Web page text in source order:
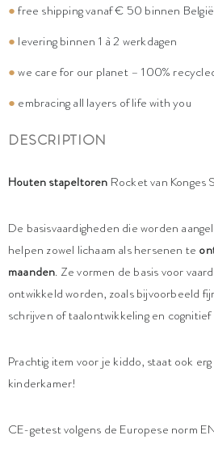
●free shipping vanaf € 50 binnen
● levering binnen 1 à 2 werkdagen
●we care for our planet – 100%
● embracing all layers of life with you
DESCRIPTION
Houten stapeltoren Rocket van Konges
De basisvaardigheden die worden
helpen zowel lichaam als hersenen te
maanden. Ze vormen de basis voor
ontwikkeld worden, zoals bijvoorbeeld
schrijven of taalontwikkeling en
Prachtig item voor je kiddo, staat ook
kinderkamer!
CE-getest volgens de Europese norm